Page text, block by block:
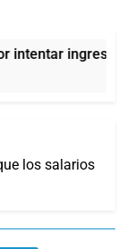
intentar ingresar
los salarios